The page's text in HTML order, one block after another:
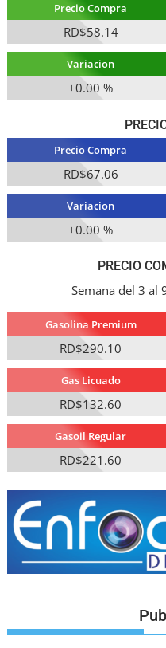
Precio Compra
RD$58.14
Variacion
+0.00 %
Precio Compra
RD$67.06
Variacion
+0.00 %
PRECIO
Semana del 3 al
Gasolina Premium
RD$290.10
Gas Licuado
RD$132.60
Gasoil Regular
RD$221.60